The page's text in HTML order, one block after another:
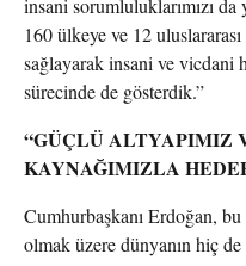
160 ülkeye ve 12
sağlayarak insani ve vicdani
sürecinde de gösterdik.”
“GÜÇLÜ ALTYAPIMIZ
KAYNAĞIMIZLA
Cumhurbaşkanı Erdoğan,
olmak üzere dünyanın hiç